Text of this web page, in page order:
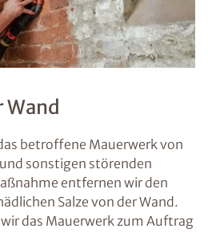
Wand
betroffene Mauerwerk von
sonstigen störenden
entfernen wir den
Salze von der Wand.
das Mauerwerk zum Auftrag